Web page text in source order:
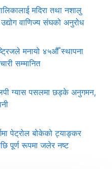
मदिरा तथा नशालु
उद्योग वाणिज्य संघको अनुरोध
मनायो ४५औँ स्थापना
सम्मानित
ग्यास पसलमा छड्के अनुगमन,
पेट्रोल बोकेको ट्याङ्कर
पूर्ण रूपमा जलेर नष्ट